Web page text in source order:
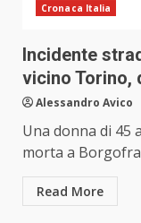
Cronaca Italia
Incidente
vicino Torino,
Alessandro Avico
Una donna di 45
morta a
Read More